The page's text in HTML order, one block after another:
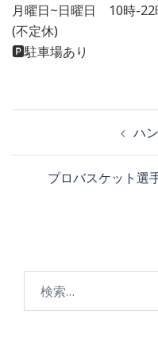
月曜日~日曜日 10時-22
(不定休)
🅿️駐車場あり
ゲ
ハ
プロバスケット選